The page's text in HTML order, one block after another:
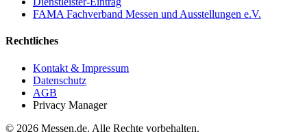
FAMA Fachverband Messen und Ausstellungen e.V.
Rechtliches
Kontakt & Impressum
Datenschutz
AGB
Privacy Manager
© 2026 Messen.de. Alle Rechte vorbehalten.